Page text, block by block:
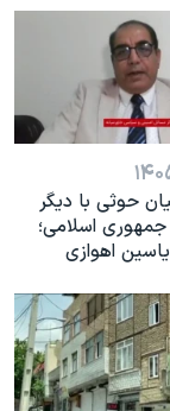
حوثی با دیگر
اسلامی؛
اهوازی